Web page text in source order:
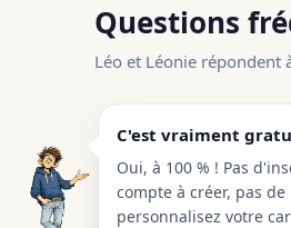
Questions
Léo et Léonie répondent
C'est vraiment
Oui, à 100 % ! Pas
compte à créer, pas de
personnalisez votre